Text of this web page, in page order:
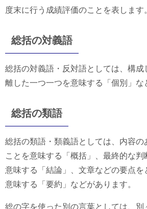
度末に行う成績評価のことを表します
総括の対義語
総括の対義語・反対語としては、構成
離した一つ一つを意味する「個別」な
総括の類語
総括の類語・類義語としては、内容の
ことを意味する「概括」、最終的な判
意味する「結論」、文章などの要点を
意味する「要約」などがあります。
総の字を使った別の言葉としては、別